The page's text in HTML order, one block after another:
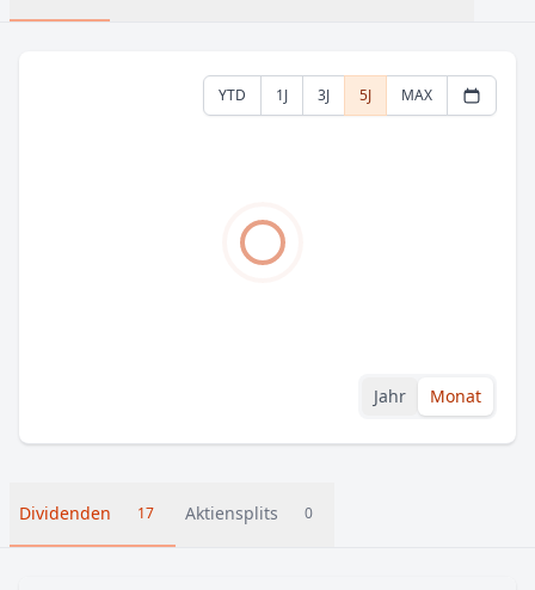
YTD 1J 3J 5J MAX
Jahr Monat
Dividenden 17 Aktiensplits 0